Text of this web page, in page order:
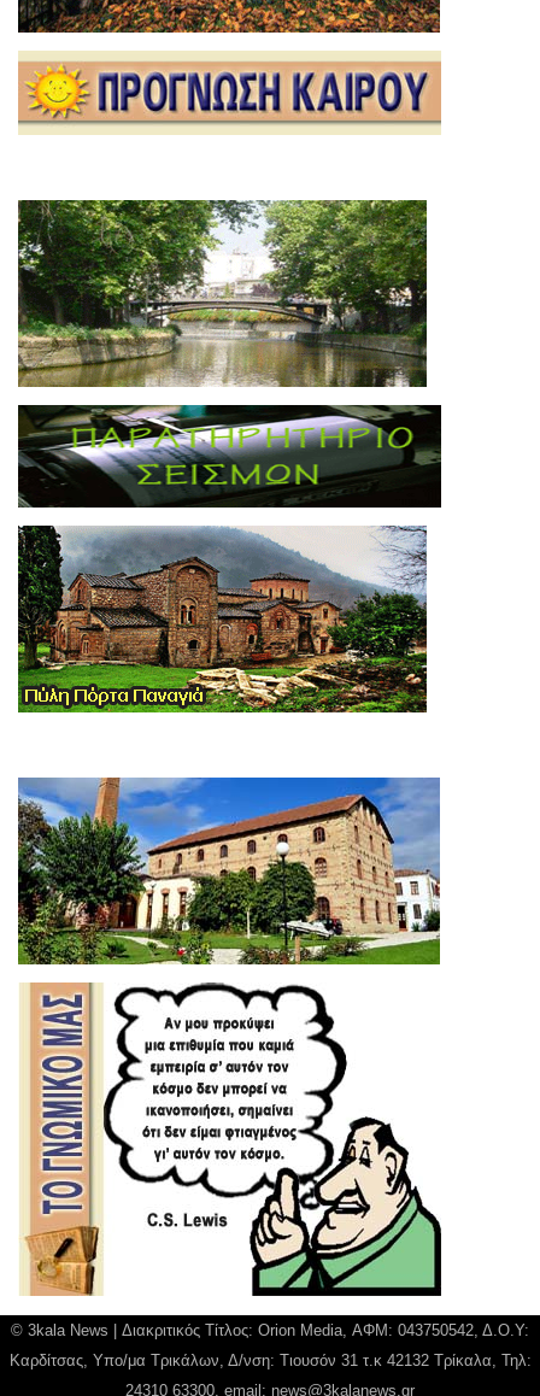
© 3kala News | Διακριτικός Τίτλος: Orion Media, ΑΦΜ: 043750542, Δ.Ο.Υ:
Καρδίτσας, Υπο/μα Τρικάλων, Δ/νση: Τιουσόν 31 τ.κ 42132 Τρίκαλα, Τηλ:
24310 63300, email: news@3kalanews.gr